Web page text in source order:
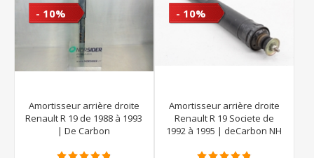
- 10%
Amortisseur arrière droite
Renault R 19 de 1988 à 1993
| De Carbon
- 10%
Amortisseur arrière droite
Renault R 19 Societe de
1992 à 1995 | deCarbon NH